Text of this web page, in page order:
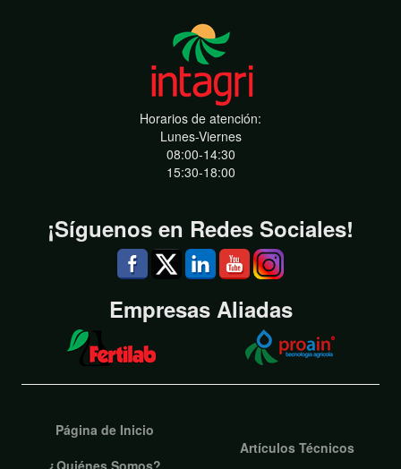
Horarios de atención:
Lunes-Viernes
08:00-14:30
15:30-18:00
¡Síguenos en Redes Sociales!
Empresas Aliadas
Página de Inicio
¿Quiénes Somos?
Artículos Técnicos